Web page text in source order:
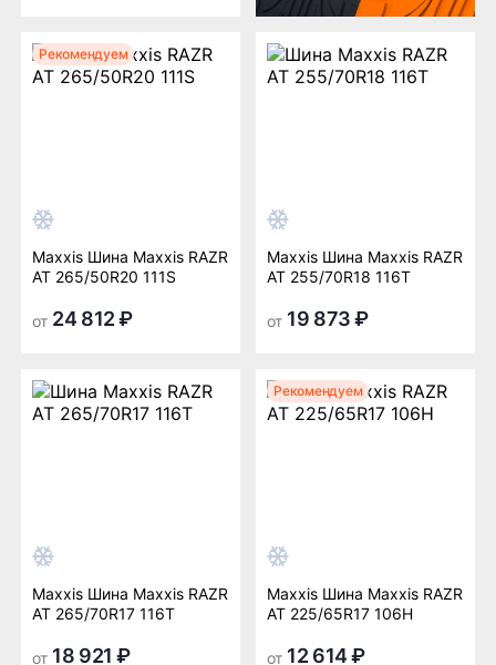
Рекомендуем
Maxxis Шина Maxxis RAZR
AT 265/50R20 111S
от 24 812 ₽
Maxxis Шина Maxxis RAZR
AT 255/70R18 116T
от 19 873 ₽
Maxxis Шина Maxxis RAZR
AT 265/70R17 116T
от 18 921 ₽
Рекомендуем
Maxxis Шина Maxxis RAZR
AT 225/65R17 106H
от 12 614 ₽